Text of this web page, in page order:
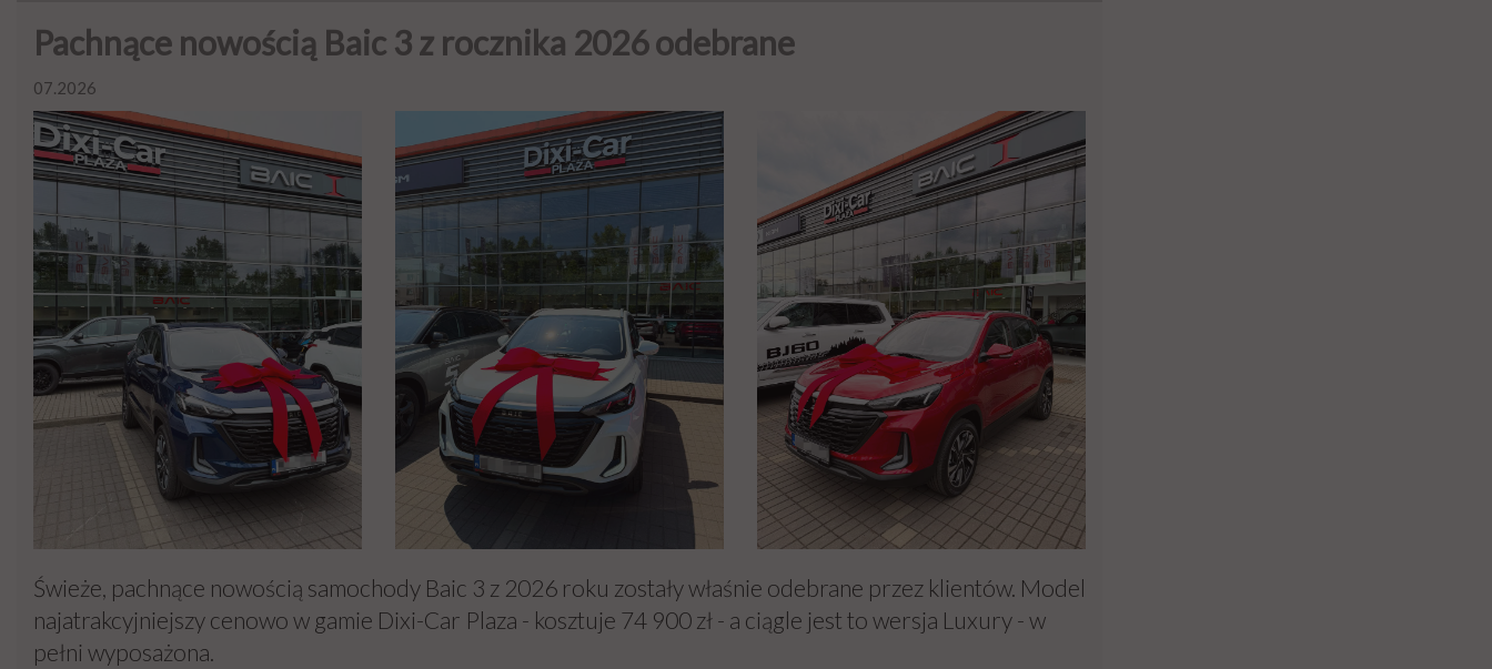
Pachnące nowością Baic 3 z rocznika 2026 odebrane
07.2026
Świeże, pachnące nowością samochody Baic 3 z 2026 roku zostały właśnie odebrane przez klientów. Model
najatrakcyjniejszy cenowo w gamie Dixi-Car Plaza - kosztuje 74 900 zł - a ciągle jest to wersja Luxury - w
pełni wyposażona.